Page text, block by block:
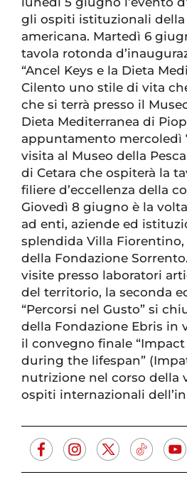
gli ospiti istituzionali della
americana. Martedì 6
tavola rotonda
“Ancel Keys e la Dieta
Cilento uno stile di vita
che si terrà presso il
Dieta Mediterranea di
appuntamento mercoledì
visita al Museo della
di Cetara che ospiterà la
filiere d’eccellenza della
Giovedì 8 giugno è la
ad enti, aziende ed
splendida Villa Fiorentino,
della Fondazione
visite presso laboratori
del territorio, la seconda
“Percorsi nel Gusto” si
della Fondazione Ebris in
il convegno finale
during the lifespan”
nutrizione nel corso della
ospiti internazionali